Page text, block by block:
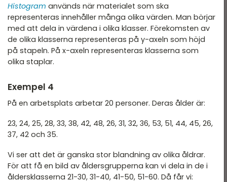
Histogram används när materialet som ska
representeras innehåller många olika värden. Man börjar
med att dela in värdena i olika klasser. Förekomsten av
de olika klasserna representeras på y-axeln som höjd
på stapeln. På x-axeln representeras klasserna som
olika staplar.
Exempel 4
På en arbetsplats arbetar 20 personer. Deras ålder är:
23, 24, 25, 28, 33, 38, 42, 48, 26, 31, 32, 36, 53, 51, 44, 45, 26,
37, 42 och 35.
Vi ser att det är ganska stor blandning av olika åldrar.
För att få en bild av åldersgrupperna kan vi dela in de i
åldersklasserna 21-30, 31-40, 41-50, 51-60. Då får vi: